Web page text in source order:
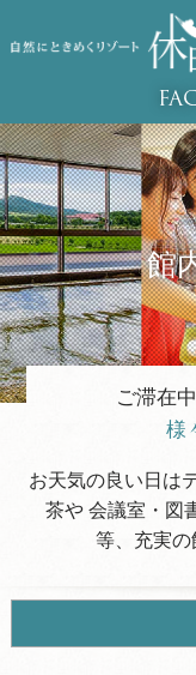
館
ご滞在
様
お天気の良い日は
茶や 会議室・図
等、充実の